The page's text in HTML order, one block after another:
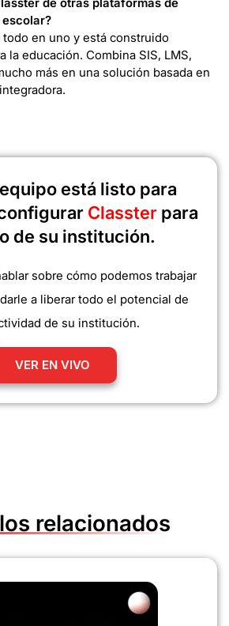
en uno y está construido
la educación. Combina SIS, LMS,
más en una solución basada en
está listo para
Classter para
de su institución.
sobre cómo podemos trabajar
a liberar todo el potencial de
de su institución.
VER EN VIVO
relacionados